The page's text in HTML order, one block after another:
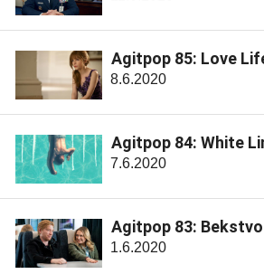
Agitpop 85: Love
8.6.2020
Agitpop 84: White
7.6.2020
Agitpop 83: Bekstvo
1.6.2020